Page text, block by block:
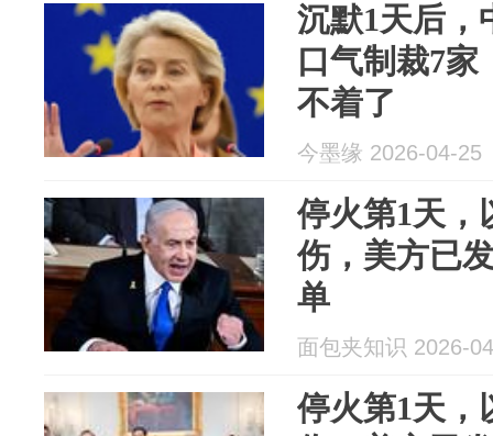
沉默1天后，
口气制裁7家
不着了
今墨缘 2026-04-25
停火第1天，
伤，美方已
单
面包夹知识 2026-
停火第1天，